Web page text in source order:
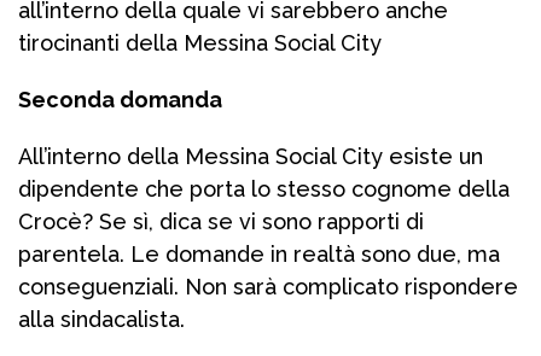
all’interno della quale vi sarebbero anche
tirocinanti della Messina Social City
Seconda domanda
All’interno della Messina Social City esiste un
dipendente che porta lo stesso cognome della
Crocè? Se sì, dica se vi sono rapporti di
parentela. Le domande in realtà sono due, ma
conseguenziali. Non sarà complicato rispondere
alla sindacalista.